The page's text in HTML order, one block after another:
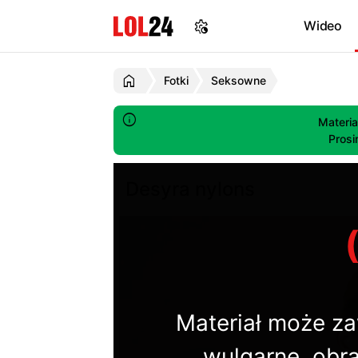
Wideo
Fotki Seksowne
Materiał może